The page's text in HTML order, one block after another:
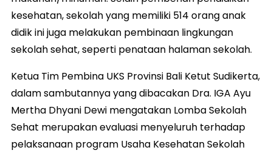
kesehatan, sekolah yang memiliki 514 orang anak
didik ini juga melakukan pembinaan lingkungan
sekolah sehat, seperti penataan halaman sekolah.
Ketua Tim Pembina UKS Provinsi Bali Ketut Sudikerta,
dalam sambutannya yang dibacakan Dra. IGA Ayu
Mertha Dhyani Dewi mengatakan Lomba Sekolah
Sehat merupakan evaluasi menyeluruh terhadap
pelaksanaan program Usaha Kesehatan Sekolah